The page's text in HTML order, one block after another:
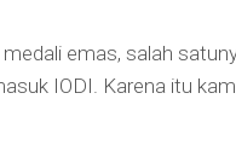
emas, salah
IODI. Karena itu